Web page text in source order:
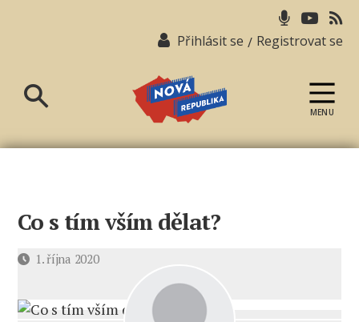
Přihlásit se / Registrovat se
republika
MENU
Co s tím vším dělat?
Datum1. října 2020